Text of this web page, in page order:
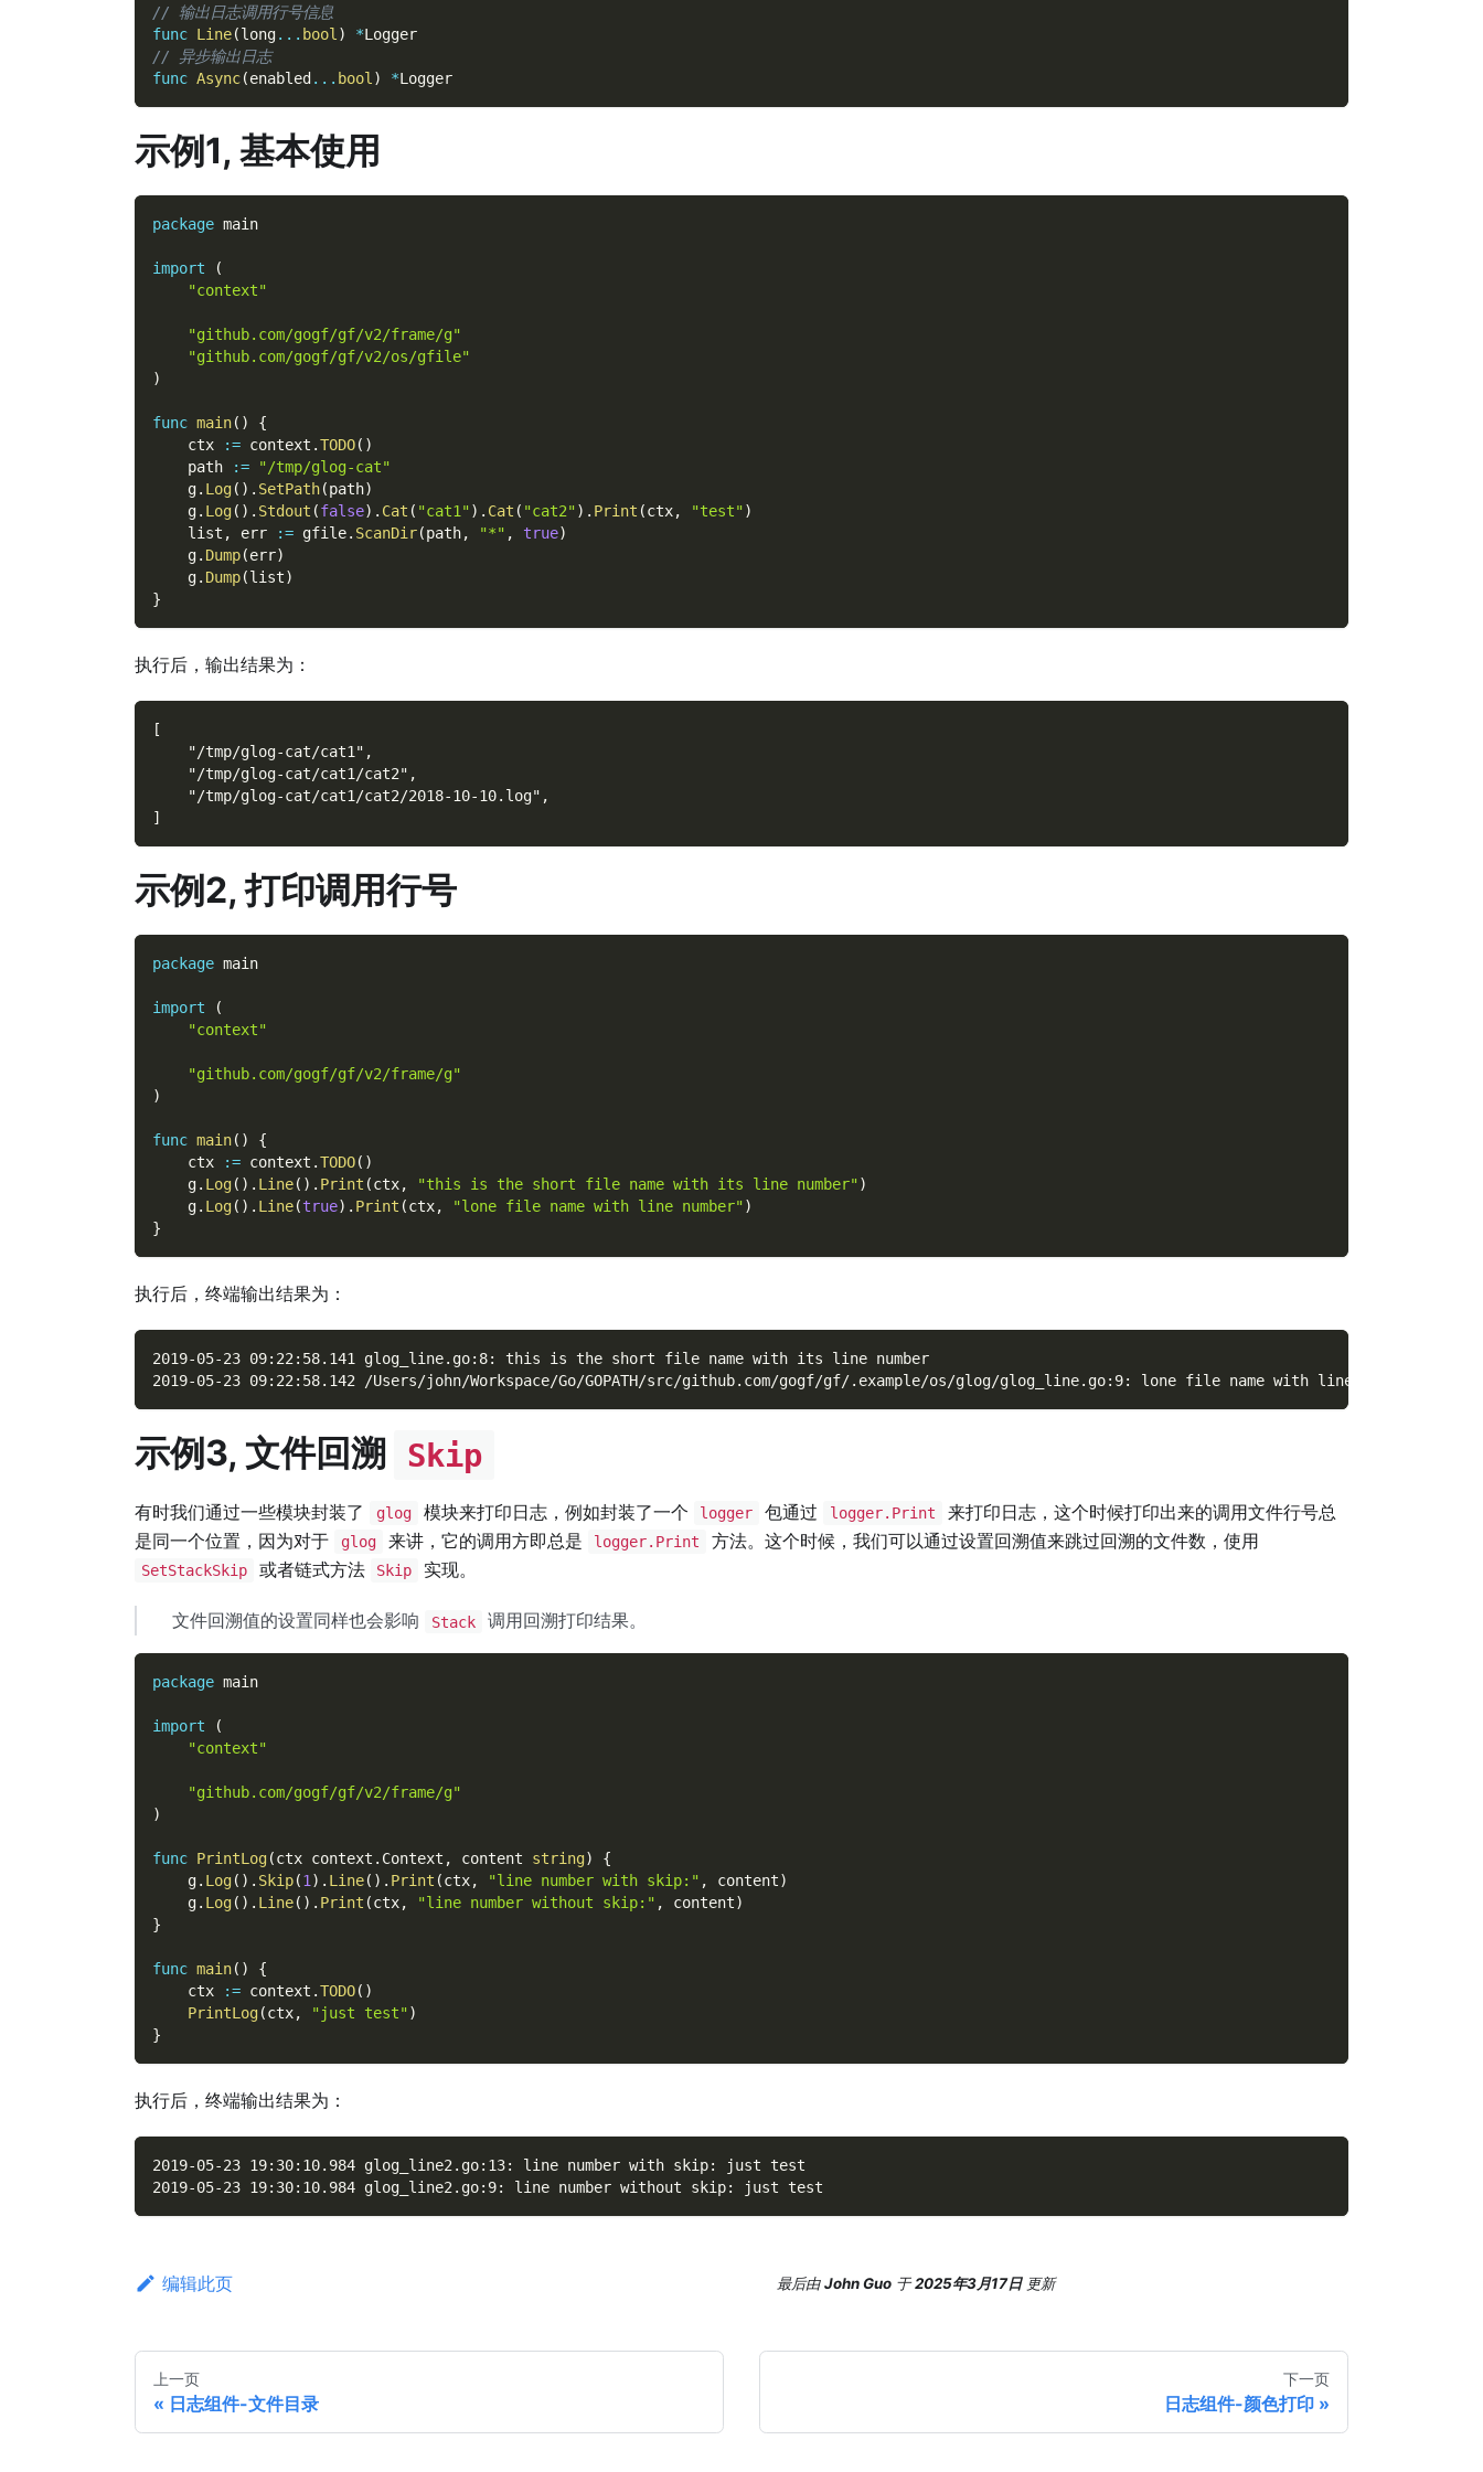
// 输出日志调用行号信息
func Line(long... bool ) *Logger
// 异步输出日志
func Async(enabled ... bool ) *Logger
示例1, 基本使用
package main
import
(
"context"
"github.com/gogf/gf/v2/frame/g"
"github.com/gogf/gf/v2/os/gfile"
)
func main( )
{
    ctx
:= context .TODO( )
    path
:=
"/tmp/glog-cat"
    g
. Log( ) . SetPath(path)
    g
. Log( ) . Stdout (false) . Cat ( "cat1") . Cat ( "cat2") . Print (ctx, "test")
    list
, err := gfile. ScanDir(path, "*" , true)
    g
. Dump(err)
    g
. Dump(list)
}
执行后，输出结果为：
[
    "/tmp/glog-cat/cat1",
    "/tmp/glog-cat/cat1/cat2",
    "/tmp/glog-cat/cat1/cat2/2018-10-10.log",
]
示例2, 打印调用行号
package main
import
(
"context"
"github.com/gogf/gf/v2/frame/g"
)
func main( )
{
    ctx
:= context .TODO( )
    g
. Log( ) . Line( ) . Print (ctx, "this is the short file name with its line number")
    g
. Log( ) . Line(true) . Print (ctx, "lone file name with line number")
}
执行后，终端输出结果为：
2019-05-23 09:22:58.141 glog_line.go:8: this is the short file name with its line number
2019-05-23 09:22:58.142 /Users/john/Workspace/Go/GOPATH/src/github.com/gogf/gf/.example/os/glog/glog_line.go:9: lone file name with line number
示例3, 文件回溯 Skip
有时我们通过一些模块封装了 glog 模块来打印日志，例如封装了一个 logger 包通过 logger.Print
来打印日志，这个时候打印出来的调用文件行号总
是同一个位置，因为对于
glog 来讲，它的调用方即总是 logger.Print 方法。这个时候，我们可以通过设置回溯值来跳过回溯的文件数，使用
SetStackSkip 或者链式方法 Skip 实现。
文件回溯值的设置同样也会影响 Stack 调用回溯打印结果。
package main
import
(
"context"
"github.com/gogf/gf/v2/frame/g"
)
func PrintLog(ctx context . Context , content string)
{
    g
. Log( ) . Skip(1 ) . Line( ) . Print (ctx, "line number with skip:" , content)
    g
. Log( ) . Line( ) . Print (ctx, "line number without skip:" , content)
}
func main( )
{
    ctx
:= context .TODO( )
PrintLog(ctx, "just test")
}
执行后，终端输出结果为：
2019-05-23 19:30:10.984 glog_line2.go:13: line number with skip: just test
2019-05-23 19:30:10.984 glog_line2.go:9: line number without skip: just test
编辑此页 最后由John Guo 于2025年3月17日 更新
上一页
日志组件-文件目录
下一页
日志组件-颜色打印